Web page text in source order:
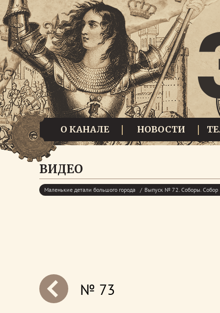
О КАНАЛЕ НОВОСТИ
ВИДЕО
Маленькие детали большого города Выпуск № 72. Соборы. Собор
№ 73